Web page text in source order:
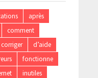
après
comment
corriger
d’aide
fonctionne
inutiles